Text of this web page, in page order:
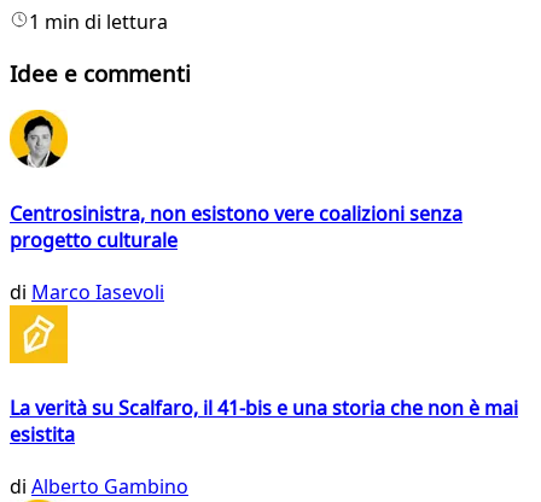
1 min di lettura
Idee e commenti
Centrosinistra, non esistono vere coalizioni senza
progetto culturale
di Marco Iasevoli
La verità su Scalfaro, il 41-bis e una storia che non è mai
esistita
di Alberto Gambino